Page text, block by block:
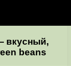
вкусный,
beans